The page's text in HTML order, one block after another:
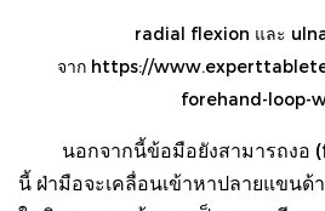
radial flexion และ
จาก https://
forehand-loop-
นอกจากนี้ข้อมือยังสามารถงอ
นี้ ฝ่ามือจะเคลื่อนเข้าหาปลายแขนด้